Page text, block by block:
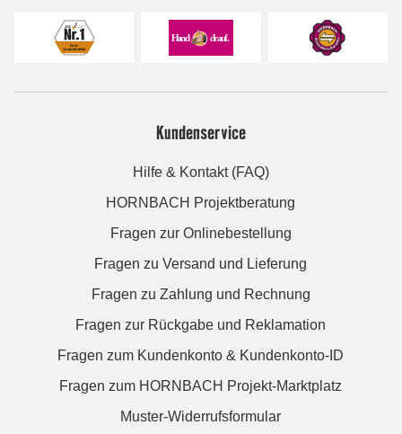
Kundenservice
Hilfe & Kontakt (FAQ)
HORNBACH Projektberatung
Fragen zur Onlinebestellung
Fragen zu Versand und Lieferung
Fragen zu Zahlung und Rechnung
Fragen zur Rückgabe und Reklamation
Fragen zum Kundenkonto & Kundenkonto-ID
Fragen zum HORNBACH Projekt-Marktplatz
Muster-Widerrufsformular